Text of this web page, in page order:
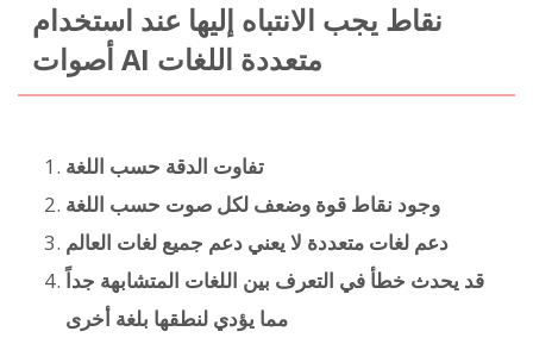
نقاط يجب الانتباه إليها عند استخدام
أصوات AI متعددة اللغات
تفاوت الدقة حسب اللغة
وجود نقاط قوة وضعف لكل صوت حسب اللغة
دعم لغات متعددة لا يعني دعم جميع لغات العالم
قد يحدث خطأ في التعرف بين اللغات المتشابهة جداً
مما يؤدي لنطقها بلغة أخرى